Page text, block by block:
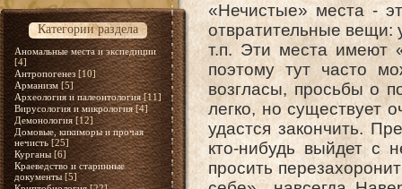
Категории раздела
Аномальные места и экспедиции
[4]
Антропогенез [10]
Арманизм [5]
Археология и палеонтология [11]
Вирусология и микрология [4]
Демонология [12]
Домовые, кикиморы и прочая
нечисть [25]
Курганы [6]
Краеведство и старинные
документы [5]
«Нечистые» места -
отвратительные вещи:
т.п. Эти места имеют
поэтому тут часто
возгласы, просьбы о
легко, но существует
удастся закончить.
кто-нибудь выйдет с
просить